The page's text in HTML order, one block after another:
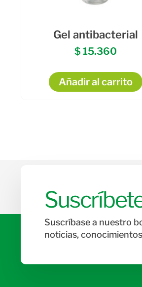
Gel antibacterial
$ 15.360
Añadir al carrito
Suscríbase a nuestro
noticias,